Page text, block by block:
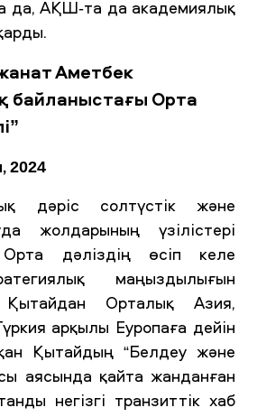
да, АҚШ-та да академиялық
Аметбек
байланыстағы Орта
2024
дәріс солтүстік және
жолдарының үзілістері
дәліздің өсіп келе
маңыздылығын
Қытайдан Орталық Азия,
арқылы Еуропаға дейін
Қытайдың “Белдеу және
аясында қайта жанданған
негізгі транзиттік хаб